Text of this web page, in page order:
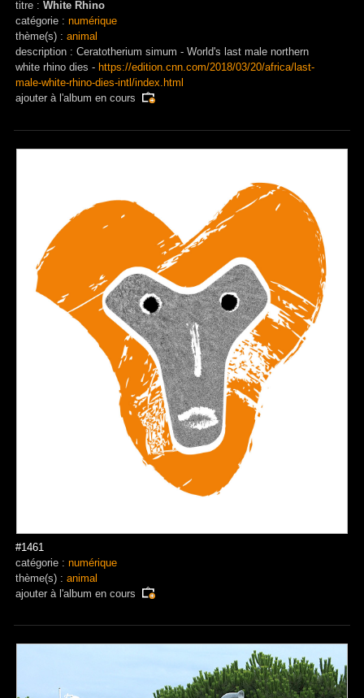
titre : White Rhino
catégorie : numérique
thème(s) : animal
description : Ceratotherium simum - World's last male northern
white rhino dies - https://edition.cnn.com/2018/03/20/africa/last-
male-white-rhino-dies-intl/index.html
ajouter àl'album en cours
#1461
catégorie : numérique
thème(s) : animal
ajouter àl'album en cours